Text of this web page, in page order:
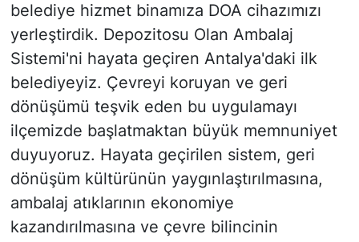
belediye hizmet binamıza DOA cihazımızı
yerleştirdik. Depozitosu Olan Ambalaj
Sistemi'ni hayata geçiren Antalya'daki ilk
belediyeyiz. Çevreyi koruyan ve geri
dönüşümü teşvik eden bu uygulamayı
ilçemizde başlatmaktan büyük memnuniyet
duyuyoruz. Hayata geçirilen sistem, geri
dönüşüm kültürünün yaygınlaştırılmasına,
ambalaj atıklarının ekonomiye
kazandırılmasına ve çevre bilincinin